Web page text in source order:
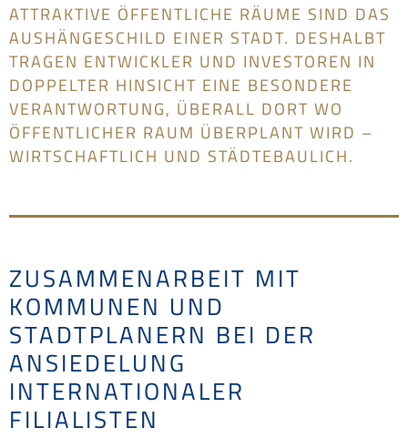
ATTRAKTIVE ÖFFENTLICHE RÄUME SIND DAS
AUSHÄNGESCHILD EINER STADT. DESHALBT
TRAGEN ENTWICKLER UND INVESTOREN IN
DOPPELTER HINSICHT EINE BESONDERE
VERANTWORTUNG, ÜBERALL DORT WO
ÖFFENTLICHER RAUM ÜBERPLANT WIRD –
WIRTSCHAFTLICH UND STÄDTEBAULICH.
ZUSAMMENARBEIT MIT
KOMMUNEN UND
STADTPLANERN BEI DER
ANSIEDELUNG
INTERNATIONALER
FILIALISTEN